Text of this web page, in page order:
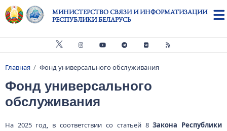
Перейти к основному содержанию
МИНИСТЕРСТВО СВЯЗИ И ИНФОРМАТИЗАЦИИ
РЕСПУБЛИКИ БЕЛАРУСЬ
Строка навигации
Главная Фонд универсального обслуживания
Фонд универсального
обслуживания
На 2025 год, в соответствии со статьей 8Закона Республики